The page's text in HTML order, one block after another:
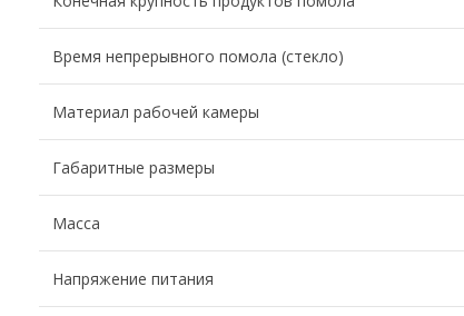
Время непрерывного помола (стекло)
Материал рабочей камеры
Габаритные размеры
Масса
Напряжение питания